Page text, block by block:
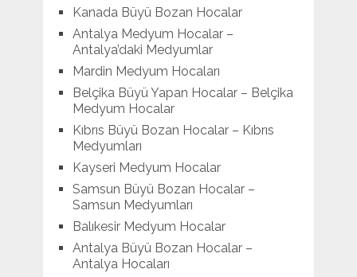
Kanada Büyü Bozan Hocalar
Antalya Medyum Hocalar –
Antalya’daki Medyumlar
Mardin Medyum Hocaları
Belçika Büyü Yapan Hocalar – Belçika
Medyum Hocalar
Kıbrıs Büyü Bozan Hocalar – Kıbrıs
Medyumları
Kayseri Medyum Hocalar
Samsun Büyü Bozan Hocalar –
Samsun Medyumları
Balıkesir Medyum Hocalar
Antalya Büyü Bozan Hocalar –
Antalya Hocaları